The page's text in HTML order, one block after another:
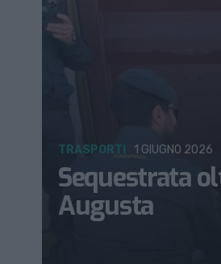
Sequestrata
Augusta
TRASPORTI 1 GIUGNO 2026